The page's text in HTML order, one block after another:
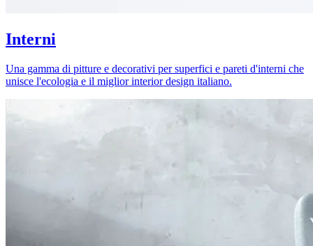
Interni
Una gamma di pitture e decorativi per superfici e pareti d'interni che
unisce l'ecologia e il miglior interior design italiano.